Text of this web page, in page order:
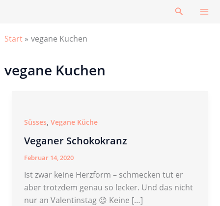
Suchen
Start vegane Kuchen
vegane Kuchen
Süsses, Vegane Küche
Veganer Schokokranz
Februar 14, 2020
Ist zwar keine Herzform – schmecken tut er
aber trotzdem genau so lecker. Und das nicht
nur an Valentinstag 😉 Keine […]